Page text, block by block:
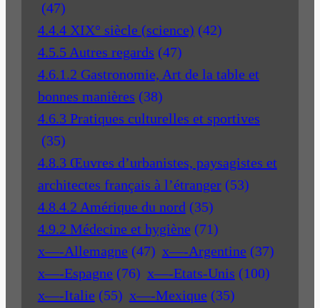
(47)
4.4.4 XIX° siècle (science) (42)
4.5.5 Autres regards (47)
4.6.1.2 Gastronomie, Art de la table et
bonnes manières (38)
4.6.3 Pratiques culturelles et sportives
(35)
4.8.3 Œuvres d’urbanistes, paysagistes et
architectes français à l’étranger (53)
4.8.4.2 Amérique du nord (35)
4.9.2 Médecine et hygiène (71)
x—-Allemagne (47) x—-Argentine (37)
x—-Espagne (76) x—-Etats-Unis (100)
x—-Italie (55) x—-Mexique (35)